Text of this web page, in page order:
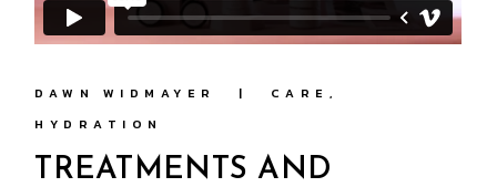
DAWN WIDMAYER
CARE
HYDRATION
TREATMENTS AND